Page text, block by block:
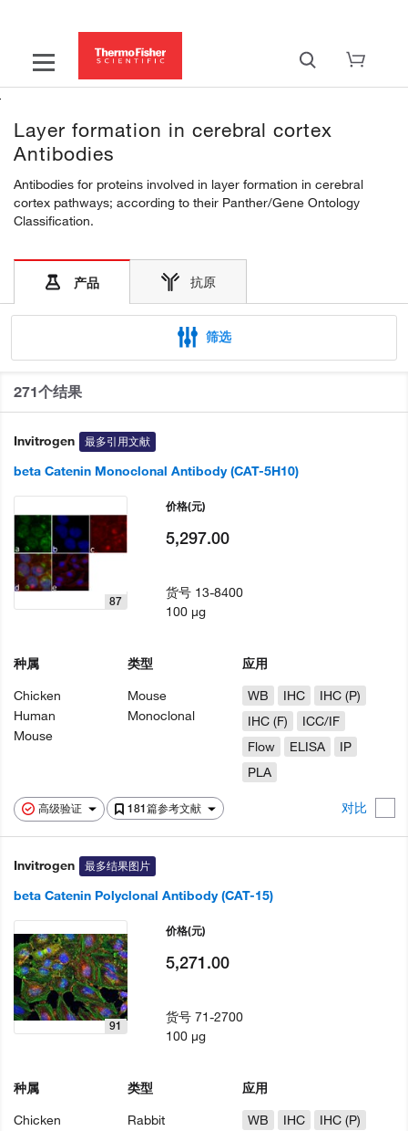
Layer formation in cerebral cortex
Antibodies
Antibodies for proteins involved in layer formation in cerebral
cortex pathways; according to their Panther/Gene Ontology
Classification.
产品 抗原
筛选
271个结果
Invitrogen 最多引用文献
beta Catenin Monoclonal Antibody (CAT-5H10)
高级验证 181篇参考文献 对比
87
种属
Chicken
Human
Mouse
类型
Mouse
Monoclonal
应用
WB
IHC
IHC (P)
IHC (F)
ICC/IF
Flow
ELISA
IP
PLA
价格(元)
5,297.00
货号 13-8400
100 µg
Invitrogen 最多结果图片
beta Catenin Polyclonal Antibody (CAT-15)
91
种属
Chicken
类型
Rabbit
应用
WB
IHC
IHC (P)
价格(元)
5,271.00
货号71-2700
100 µg